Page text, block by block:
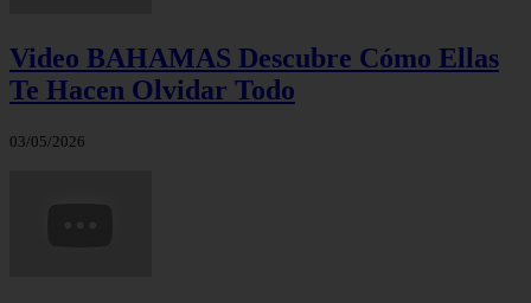
Video BAHAMAS Descubre Cómo Ellas
Te Hacen Olvidar Todo
03/05/2026